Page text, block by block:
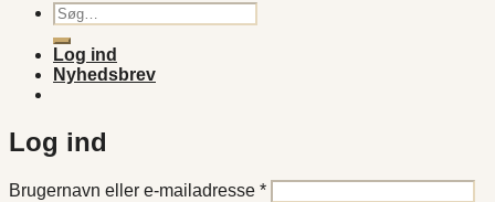
Søg
efter:
Log ind
Nyhedsbrev
Log ind
Brugernavn eller e-mailadresse *Påkrævet